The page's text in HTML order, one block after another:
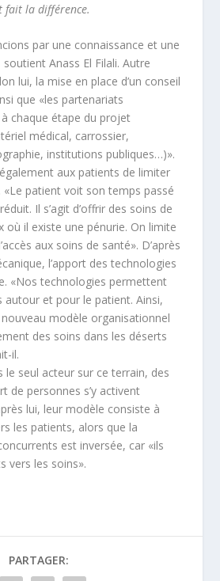
fait la différence.
par une connaissance et une
Anass El Filali. Autre
lui, la mise en place d’un conseil
que «les partenariats
chaque étape du projet
médical, carrossier,
institutions publiques…)».
aux patients de limiter
«Le patient voit son temps passé
Il s’agit d’offrir des soins de
où il existe une pénurie. On limite
aux soins de santé». D’après
l’apport des technologies
«Nos technologies permettent
autour et pour le patient. Ainsi,
modèle organisationnel
des soins dans les déserts
il.
le seul acteur sur ce terrain, des
de personnes s’y activent
lui, leur modèle consiste à
les patients, alors que la
est inversée, car «ils
vers les soins».
PARTAGER: